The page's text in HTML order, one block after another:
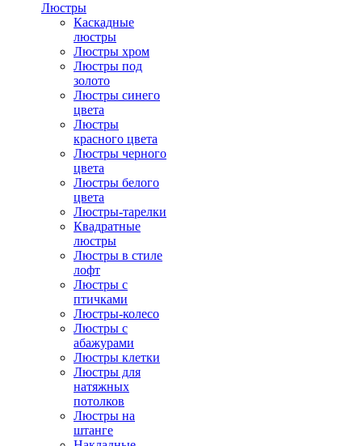
Люстры
Каскадные
люстры
Люстры хром
Люстры под
золото
Люстры синего
цвета
Люстры
красного цвета
Люстры черного
цвета
Люстры белого
цвета
Люстры-тарелки
Квадратные
люстры
Люстры в стиле
лофт
Люстры с
птичками
Люстры-колесо
Люстры с
абажурами
Люстры клетки
Люстры для
натяжных
потолков
Люстры на
штанге